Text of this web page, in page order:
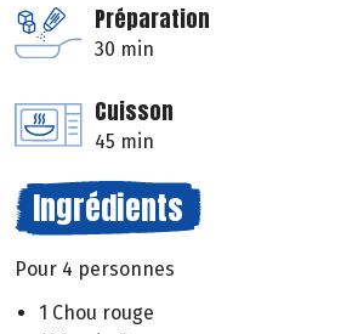
Préparation
30 min
Cuisson
45 min
Ingrédients
Pour 4 personnes
1 Chou rouge